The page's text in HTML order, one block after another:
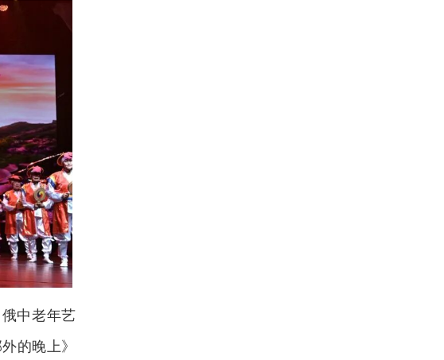
中老年艺
的晚上》